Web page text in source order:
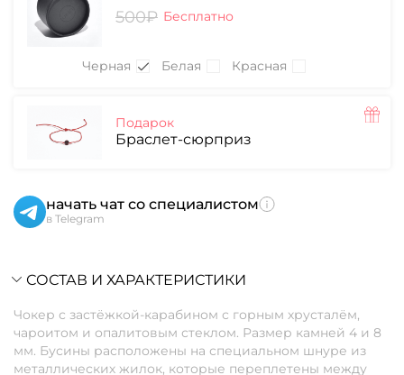
500₽ Бесплатно
Черная Белая Красная
Подарок
Браслет-сюрприз
начать чат со специалистом
в Telegram
СОСТАВ И ХАРАКТЕРИСТИКИ
Чокер с застёжкой-карабином с горным хрусталём,
чароитом и опалитовым стеклом. Размер камней 4 и 8
мм. Бусины расположены на специальном шнуре из
металлических жилок, которые переплетены между